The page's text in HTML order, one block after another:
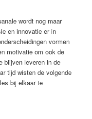
wordt nog maar
en innovatie er in
vormen
motivatie om ook de
blijven leveren in de
tijd wisten de volgende
bij elkaar te